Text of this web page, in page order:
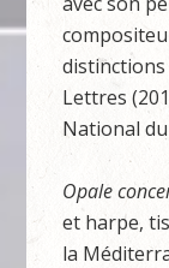
distinctions
Lettres
National
Opale
et harpe,
la